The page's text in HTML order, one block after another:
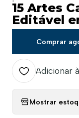
15 Artes
Editável
Comprar
Adicionar
Mostrar